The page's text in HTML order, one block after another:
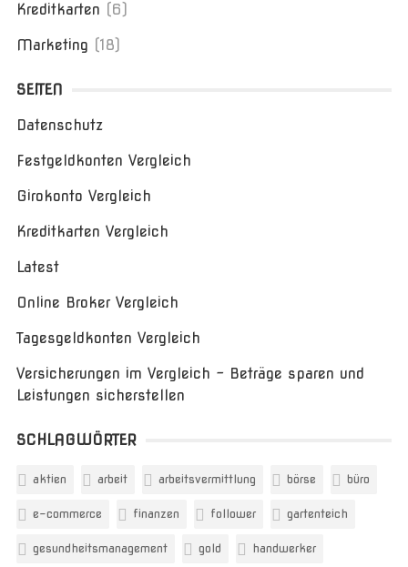
Kreditkarten (6)
Marketing (18)
SEITEN
Datenschutz
Festgeldkonten Vergleich
Girokonto Vergleich
Kreditkarten Vergleich
Latest
Online Broker Vergleich
Tagesgeldkonten Vergleich
Versicherungen im Vergleich – Beträge sparen und
Leistungen sicherstellen
SCHLAGWÖRTER
aktien arbeit arbeitsvermittlung börse büro
e-commerce finanzen follower gartenteich
gesundheitsmanagement gold handwerker